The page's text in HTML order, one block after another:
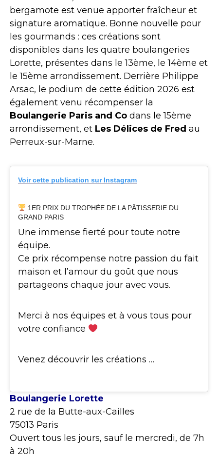
bergamote est venue apporter fraîcheur et
signature aromatique. Bonne nouvelle pour
les gourmands : ces créations sont
disponibles dans les quatre boulangeries
Lorette, présentes dans le 13ème, le 14ème et
le 15ème arrondissement. Derrière Philippe
Arsac, le podium de cette édition 2026 est
également venu récompenser la
Boulangerie Paris and Co dans le 15ème
arrondissement, et Les Délices de Fred au
Perreux-sur-Marne.
Voir cette publication sur Instagram
1ER PRIX DU TROPHÉE DE LA PÂTISSERIE DU
GRAND PARIS
Une immense fierté pour toute notre
équipe.
Ce prix récompense notre passion du fait
maison et l’amour du goût que nous
partageons chaque jour avec vous.
Merci à nos équipes et à vous tous pour
votre confiance
Venez découvrir les créations …
Boulangerie Lorette
2 rue de la Butte-aux-Cailles
75013 Paris
Ouvert tous les jours, sauf le mercredi, de 7h
à 20h